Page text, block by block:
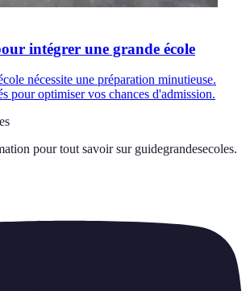
intégrer une grande école
nécessite une préparation minutieuse.
pour optimiser vos chances d'admission.
pour tout savoir sur guidegrandesecoles.